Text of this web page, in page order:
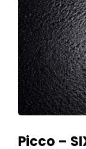
Picco –